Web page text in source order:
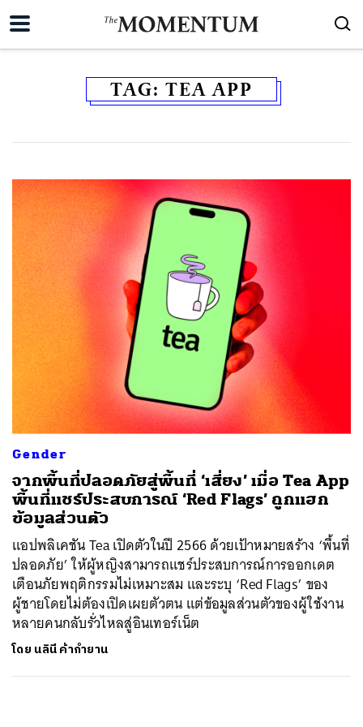
TAG: TEA APP
Gender
จากพื้นที่ปลอดภัยสู่พื้นที่ ‘เสี่ยง’ เมื่อ Tea App
พื้นที่แชร์ประสบการณ์ ‘Red Flags’ ถูกแฮก
ข้อมูลส่วนตัว
แอปพลิเคชัน Tea เปิดตัวในปี 2566 ด้วยเป้าหมายสร้าง ‘พื้นที่
ปลอดภัย’ ให้ผู้หญิงสามารถแชร์ประสบการณ์การออกเดต
เตือนภัยพฤติกรรมไม่เหมาะสม และระบุ ‘Red Flags’ ของ
ผู้ชายโดยไม่ต้องเปิดเผยตัวตน แต่ข้อมูลส่วนตัวของผู้ใช้งาน
หลายคนกลับรั่วไหลสู่อินเทอร์เน็ต
โดย นลินี ค้ากำยาน
ค้นหา